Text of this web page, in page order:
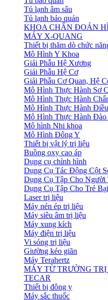
Tủ lạnh âm sâu
Tủ lạnh bảo quản
KHOA CHẨN ĐOÁN
MÁY X-QUANG
Thiết bị thăm dò chức
Mô Hình Y Khoa
Giải Phẫu Hệ Xương
Giải Phẫu Hệ Cơ
Giải Phẫu Cơ Quan, Hệ
Mô Hình Thực Hành Sơ
Mô Hình Thực Hành
Mô Hình Thực Hành
Mô Hình Thực Hành
Mô hình Nhi khoa
Mô Hình Đông Y
Thiết bị vật lý trị liệu
Buồng oxy cao áp
Dụng cụ chỉnh hình
Dụng Cụ Tác Động Cột
Dụng Cụ Tập Cho Người
Dụng Cụ Tập Cho Trẻ
Laser trị liệu
Máy nén ép trị liệu
Máy siêu âm trị liệu
Máy xung kích
Máy điện trị liệu
Vi sóng trị liệu
Giường kéo giãn
Máy Terahertz
MÁY TỪ TRƯỜNG
TECAR
Thiết bị đông y
Máy sắc thuốc